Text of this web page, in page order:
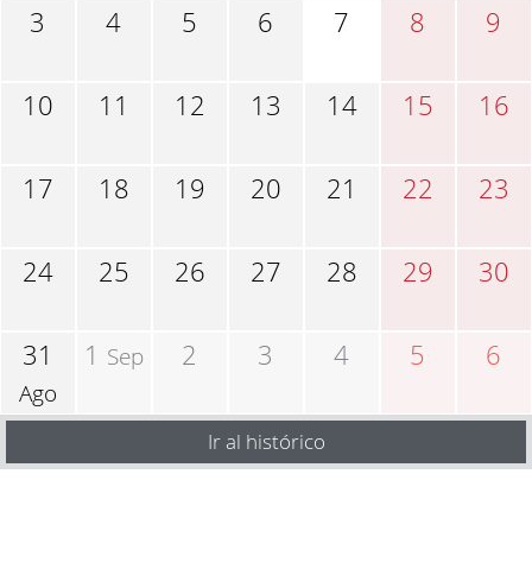
3 4 5 6 7 8 9
10 11 12 13 14 15 16
17 18 19 20 21 22 23
24 25 26 27 28 29 30
31
Ago
1 Sep 2 3 4 5 6
Ir al histórico